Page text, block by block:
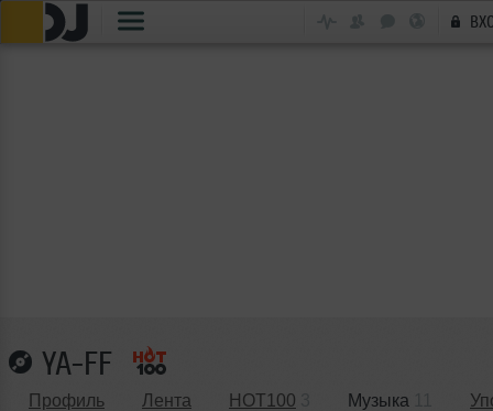
YA-FF
Профиль Лента HOT100 Музыка